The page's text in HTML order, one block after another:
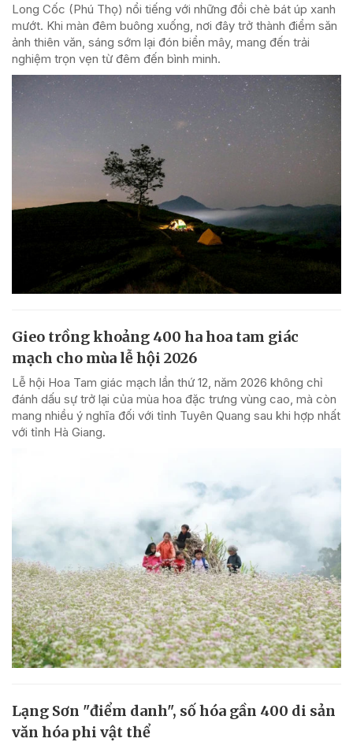
Long Cốc (Phú Thọ) nổi tiếng với những đồi chè bát úp xanh
mướt. Khi màn đêm buông xuống, nơi đây trở thành điểm săn
ảnh thiên văn, sáng sớm lại đón biển mây, mang đến trải
nghiệm trọn vẹn từ đêm đến bình minh.
Gieo trồng khoảng 400 ha hoa tam giác
mạch cho mùa lễ hội 2026
Lễ hội Hoa Tam giác mạch lần thứ 12, năm 2026 không chỉ
đánh dấu sự trở lại của mùa hoa đặc trưng vùng cao, mà còn
mang nhiều ý nghĩa đối với tỉnh Tuyên Quang sau khi hợp nhất
với tỉnh Hà Giang.
Lạng Sơn "điểm danh", số hóa gần 400 di sản
văn hóa phi vật thể